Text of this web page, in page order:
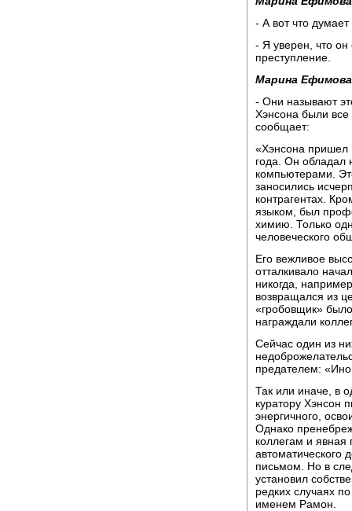
- А вот что
- Я уверен, что
преступление.
Марина
- Они называют
Хэнсона были
сообщает:
«Хэнсона пришел
года. Он обладал
компьютерами.
заносились
контрагентах.
языком, был
химию. Только
человеческого
Его вежливое
отталкивало
никогда,
возвращался из
«гробовщик»
награждали
Сейчас один из
предателем:
Так или иначе, в
куратору Хэнсон
энергичного,
Однако
коллегам и явная
автоматического
письмом. Но в
установил
редких случаях
именем Рамон.